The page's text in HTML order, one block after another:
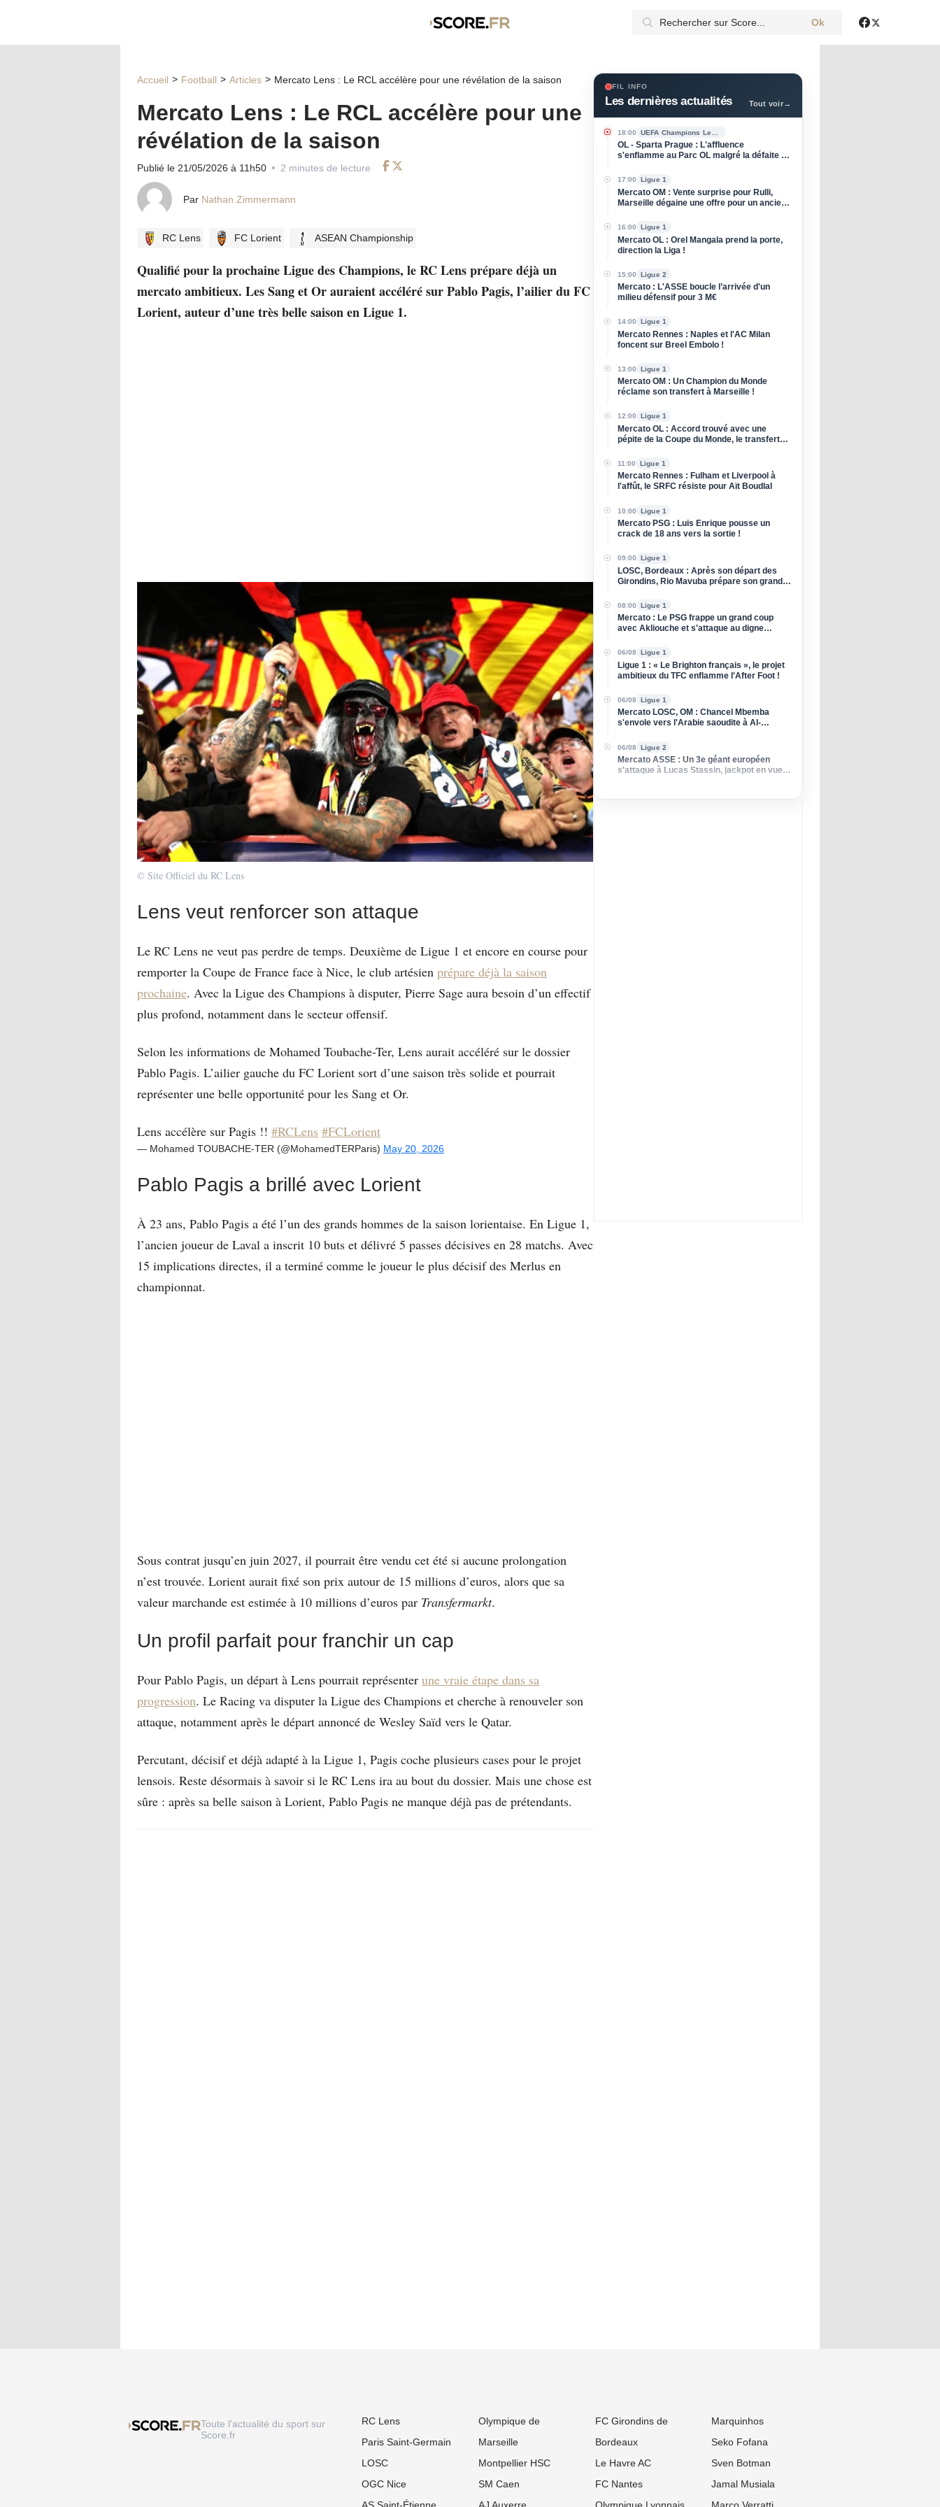
Ok
Accueil Football Articles Mercato Lens : Le RCL accélère pour une révélation de la saison
Mercato Lens : Le RCL accélère pour une
révélation de la saison
Publié le 21/05/2026 à 11h50
2 minutes de lecture
Par Nathan Zimmermann
RC Lens FC Lorient ASEAN Championship
Qualifié pour la prochaine Ligue des Champions, le RC Lens prépare déjà un
mercato ambitieux. Les Sang et Or auraient accéléré sur Pablo Pagis, l’ailier du FC
Lorient, auteur d’une très belle saison en Ligue 1.
© Site Officiel du RC Lens
Lens veut renforcer son attaque
Le RC Lens ne veut pas perdre de temps. Deuxième de Ligue 1 et encore en course pour
remporter la Coupe de France face à Nice, le club artésien prépare déjà la saison
prochaine. Avec la Ligue des Champions à disputer, Pierre Sage aura besoin d’un effectif
plus profond, notamment dans le secteur offensif.
Selon les informations de Mohamed Toubache-Ter, Lens aurait accéléré sur le dossier
Pablo Pagis. L’ailier gauche du FC Lorient sort d’une saison très solide et pourrait
représenter une belle opportunité pour les Sang et Or.
Lens accélère sur Pagis !! #RCLens #FCLorient
— Mohamed TOUBACHE-TER (@MohamedTERParis) May 20, 2026
Pablo Pagis a brillé avec Lorient
À 23 ans, Pablo Pagis a été l’un des grands hommes de la saison lorientaise. En Ligue 1,
l’ancien joueur de Laval a inscrit 10 buts et délivré 5 passes décisives en 28 matchs. Avec
15 implications directes, il a terminé comme le joueur le plus décisif des Merlus en
championnat.
Sous contrat jusqu’en juin 2027, il pourrait être vendu cet été si aucune prolongation
n’est trouvée. Lorient aurait fixé son prix autour de 15 millions d’euros, alors que sa
valeur marchande est estimée à 10 millions d’euros par Transfermarkt.
Un profil parfait pour franchir un cap
Pour Pablo Pagis, un départ à Lens pourrait représenter une vraie étape dans sa
progression. Le Racing va disputer la Ligue des Champions et cherche à renouveler son
attaque, notamment après le départ annoncé de Wesley Saïd vers le Qatar.
Percutant, décisif et déjà adapté à la Ligue 1, Pagis coche plusieurs cases pour le projet
lensois. Reste désormais à savoir si le RC Lens ira au bout du dossier. Mais une chose est
sûre : après sa belle saison à Lorient, Pablo Pagis ne manque déjà pas de prétendants.
FIL INFO
Les dernières actualités Tout voir→
18:00
OL - Sparta Prague : L'affluence
s'enflamme au Parc OL malgré la défaite à
17:00 Ligue 1
Mercato OM : Vente surprise pour Rulli,
Marseille dégaine une offre pour un ancien
16:00 Ligue 1
Mercato OL : Orel Mangala prend la porte,
direction la Liga !
15:00 Ligue 2
Mercato : L'ASSE boucle l’arrivée d'un
milieu défensif pour 3 M€
14:00 Ligue 1
Mercato Rennes : Naples et l'AC Milan
foncent sur Breel Embolo !
13:00 Ligue 1
Mercato OM : Un Champion du Monde
réclame son transfert à Marseille !
12:00 Ligue 1
Mercato OL : Accord trouvé avec une
pépite de la Coupe du Monde, le transfert
11:00 Ligue 1
Mercato Rennes : Fulham et Liverpool à
l'affût, le SRFC résiste pour Aït Boudlal
10:00 Ligue 1
Mercato PSG : Luis Enrique pousse un
crack de 18 ans vers la sortie !
09:00 Ligue 1
LOSC, Bordeaux : Après son départ des
Girondins, Rio Mavuba prépare son grand
08:00 Ligue 1
Mercato : Le PSG frappe un grand coup
avec Akliouche et s'attaque au digne
06/08 Ligue 1
Ligue 1 : « Le Brighton français », le projet
ambitieux du TFC enflamme l'After Foot !
06/08 Ligue 1
Mercato LOSC, OM : Chancel Mbemba
s'envole vers l'Arabie saoudite à Al-
06/08 Ligue 2
Mercato ASSE : Un 3e géant européen
s'attaque à Lucas Stassin, jackpot en vue
Toute l'actualité du sport sur
Score.fr
RC Lens
Paris Saint-Germain
LOSC
OGC Nice
Olympique de
Marseille
Montpellier HSC
SM Caen
FC Girondins de
Bordeaux
Le Havre AC
FC Nantes
Marquinhos
Seko Fofana
Sven Botman
Jamal Musiala